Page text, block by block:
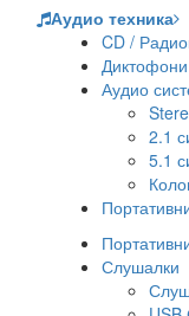
Аудио техника
CD /
Диктофони
Аудио
2.1
5.1
Слушалки